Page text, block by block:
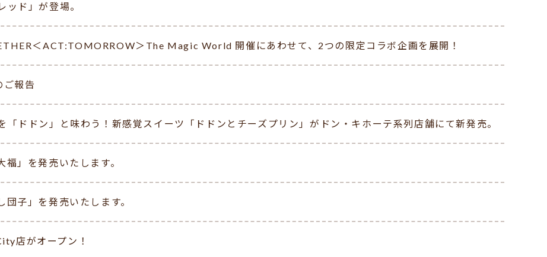
ッド」が登場。
＜ACT:TOMORROW＞The Magic World 開催にあわせて、2つの限定コラボ企画を展開！
報告
「ドドン」と味わう！新感覚スイーツ「ドドンとチーズプリン」がドン・キホーテ系列店舗にて新発売。
福」を発売いたします。
団子」を発売いたします。
店がオープン！